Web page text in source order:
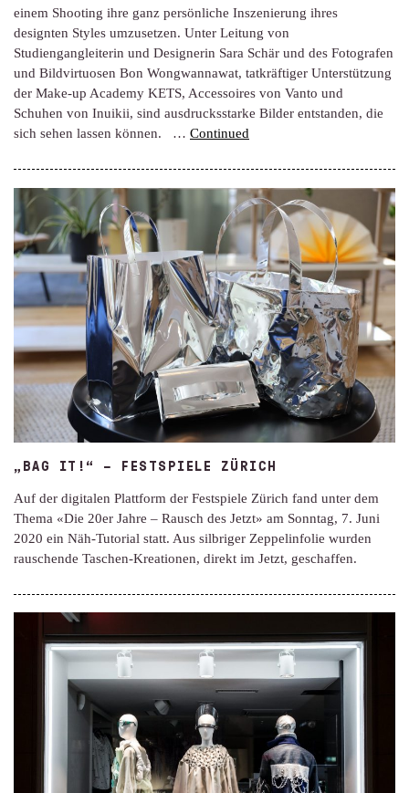
einem Shooting ihre ganz persönliche Inszenierung ihres
designten Styles umzusetzen. Unter Leitung von
Studiengangleiterin und Designerin Sara Schär und des Fotografen
und Bildvirtuosen Bon Wongwannawat, tatkräftiger Unterstützung
der Make-up Academy KETS, Accessoires von Vanto und
Schuhen von Inuikii, sind ausdrucksstarke Bilder entstanden, die
sich sehen lassen können. … Continued
„BAG IT!“ – FESTSPIELE ZÜRICH
Auf der digitalen Plattform der Festspiele Zürich fand unter dem
Thema «Die 20er Jahre – Rausch des Jetzt» am Sonntag, 7. Juni
2020 ein Näh-Tutorial statt. Aus silbriger Zeppelinfolie wurden
rauschende Taschen-Kreationen, direkt im Jetzt, geschaffen.